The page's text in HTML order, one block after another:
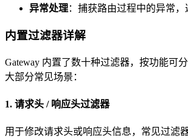
异常处理：捕获路由过程中的异常，
内置过滤器详解
Gateway 内置了数十种过滤器，按功能可
大部分常见场景：
1. 请求头 / 响应头过滤器
用于修改请求头或响应头信息，常见过滤器